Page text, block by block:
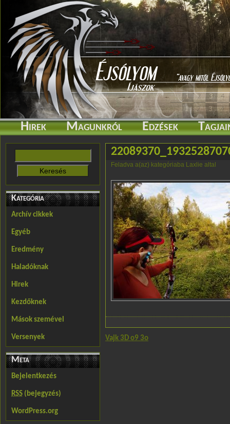
Hirek Magunkról Edzések
Kategória
Archív cikkek
Egyéb
Eredmény
Haladóknak
Hirek
Kezdőknek
Mások szemével
Versenyek
Meta
Bejelentkezés
RSS (bejegyzés)
WordPress.org
Feladva a(az) kategóriaba Laxlie altal
Vajk 3D o9 3o